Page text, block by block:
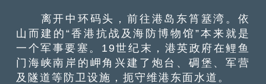
离开中环码头，前往港岛东筲簊湾。依
山而建的“香港抗战及海防博物馆”本来就是
一个军事要塞。19世纪末，港英政府在鲤鱼
门海峡南岸的岬角兴建了炮台、碉堡、军营
及隧道等防卫设施，扼守维港东面水道。